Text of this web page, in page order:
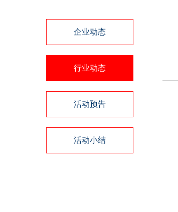
企业动态
行业动态
活动预告
活动小结